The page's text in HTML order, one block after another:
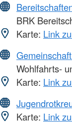
BRK
Karte: Link
Wohlfahrts-
Karte: Link
Karte: Link